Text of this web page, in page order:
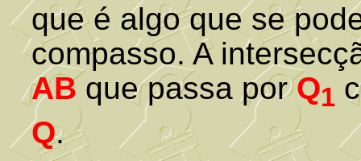
que é algo que se
compasso. A
ABque passa porQ1
Q.